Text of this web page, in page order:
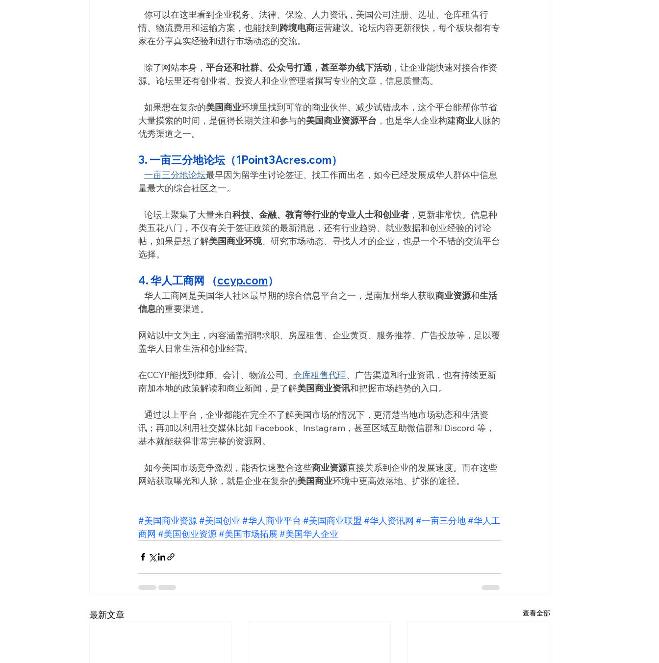
你可以在这里看到企业税务、法律、保险、人力资讯，美国公司注册、选址、仓库租售行
情、物流费用和运输方案，也能找到跨境电商运营建议。论坛内容更新很快，每个板块都有专
家在分享真实经验和进行市场动态的交流。
除了网站本身， 平台还和社群、公众号打通，甚至举办线下活动 ，让企业能快速对接合作资
源。论坛里还有创业者、投资人和企业管理者撰写专业的文章，信息质量高。
如果想在复杂的美国商业环境里找到可靠的商业伙伴、减少试错成本，这个平台能帮你节省
大量摸索的时间，是值得长期关注和参与的美国商业资源平台 ，也是华人企业构建商业人脉的
优秀渠道之一。
3. 一亩三分地论坛（1Point3Acres.com）
一亩三分地论坛最早因为留学生讨论签证、找工作而出名，如今已经发展成华人群体中信息
量最大的综合社区之一。
论坛上聚集了大量来自科技、金融、教育等行业的专业人士和创业者 ，更新非常快。信息种
类五花八门，不仅有关于签证政策的最新消息，还有行业趋势、就业数据和创业经验的讨论
帖，如果是想了解美国商业环境、研究市场动态、寻找人才的企业，也是一个不错的交流平台
选择。
4. 华人工商网 （ccyp.com）
华人工商网是美国华人社区最早期的综合信息平台之一，是南加州华人获取商业资源和生活
信息的重要渠道。
网站以中文为主，内容涵盖招聘求职、房屋租售、企业黄页、服务推荐、广告投放等，足以覆
盖华人日常生活和创业经营。
在CCYP能找到律师、会计、物流公司、 仓库租售代理、广告渠道和行业资讯，也有持续更新
南加本地的政策解读和商业新闻，是了解美国商业资讯和把握市场趋势的入口。
通过以上平台，企业都能在完全不了解美国市场的情况下，更清楚当地市场动态和生活资
讯；再加以利用社交媒体比如 Facebook、Instagram，甚至区域互助微信群和 Discord 等，
基本就能获得非常完整的资源网。
如今美国市场竞争激烈，能否快速整合这些商业资源直接关系到企业的发展速度。而在这些
网站获取曝光和人脉，就是企业在复杂的美国商业环境中更高效落地、扩张的途径。
#美国商业资源 #美国创业 #华人商业平台 #美国商业联盟 #华人资讯网 #一亩三分地 #华人工
商网 #美国创业资源 #美国市场拓展 #美国华人企业
最新文章 查看全部